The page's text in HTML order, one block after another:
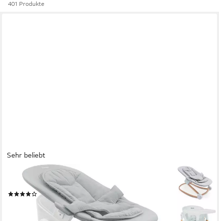
401 Produkte
Sehr beliebt
BABYGO
Kombihochstuhl Levels, inklusive Wippe
(34)
UVP 149,90 €